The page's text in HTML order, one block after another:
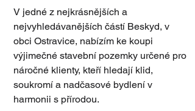
V jedné z nejkrásnějších a
nejvyhledávanějších částí Beskyd, v
obci Ostravice, nabízím ke koupi
výjimečné stavební pozemky určené pro
náročné klienty, kteří hledají klid,
soukromí a nadčasové bydlení v
harmonii s přírodou.